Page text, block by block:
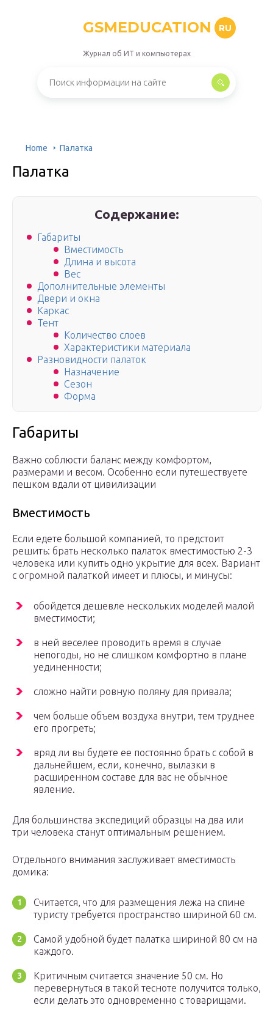
GSMEDUCATION RU
Журнал об ИТ и компьютерах
Home Палатка
Палатка
Содержание:
Габариты
Вместимость
Длина и высота
Вес
Дополнительные элементы
Двери и окна
Каркас
Тент
Количество слоев
Характеристики материала
Разновидности палаток
Назначение
Сезон
Форма
Габариты
Важно соблюсти баланс между комфортом,
размерами и весом. Особенно если путешествуете
пешком вдали от цивилизации
Вместимость
Если едете большой компанией, то предстоит
решить: брать несколько палаток вместимостью 2-3
человека или купить одно укрытие для всех. Вариант
с огромной палаткой имеет и плюсы, и минусы:
обойдется дешевле нескольких моделей малой
вместимости;
в ней веселее проводить время в случае
непогоды, но не слишком комфортно в плане
уединенности;
сложно найти ровную поляну для привала;
чем больше объем воздуха внутри, тем труднее
его прогреть;
вряд ли вы будете ее постоянно брать с собой в
дальнейшем, если, конечно, вылазки в
расширенном составе для вас не обычное
явление.
Для большинства экспедиций образцы на два или
три человека станут оптимальным решением.
Отдельного внимания заслуживает вместимость
домика:
Считается, что для размещения лежа на спине
туристу требуется пространство шириной 60 см.
Самой удобной будет палатка шириной 80 см на
каждого.
Критичным считается значение 50 см. Но
перевернуться в такой тесноте получится только,
если делать это одновременно с товарищами.